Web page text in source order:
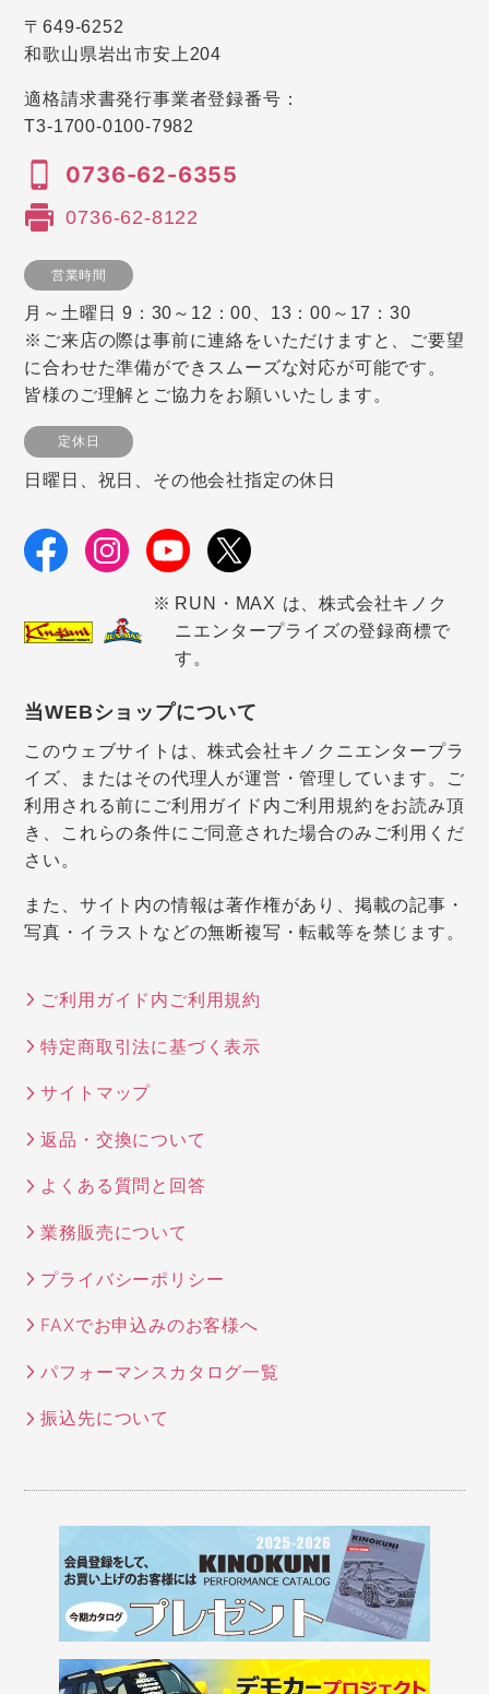
〒649-6252
和歌山県岩出市安上204
適格請求書発行事業者登録番号：
T3-1700-0100-7982
0736-62-6355
0736-62-8122
営業時間
月～土曜日 9：30～12：00、13：00～17：30
※ご来店の際は事前に連絡をいただけますと、ご要望
に合わせた準備ができスムーズな対応が可能です。
皆様のご理解とご協力をお願いいたします。
定休日
日曜日、祝日、その他会社指定の休日
RUN・MAX は、株式会社キノク
ニエンタープライズの登録商標で
す。
当WEBショップについて
このウェブサイトは、株式会社キノクニエンタープラ
イズ、またはその代理人が運営・管理しています。ご
利用される前にご利用ガイド内ご利用規約をお読み頂
き、これらの条件にご同意された場合のみご利用くだ
さい。
また、サイト内の情報は著作権があり、掲載の記事・
写真・イラストなどの無断複写・転載等を禁じます。
ご利用ガイド内ご利用規約
特定商取引法に基づく表示
サイトマップ
返品・交換について
よくある質問と回答
業務販売について
プライバシーポリシー
FAXでお申込みのお客様へ
パフォーマンスカタログ一覧
振込先について